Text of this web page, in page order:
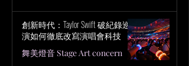
創新時代：Taylor Swift 破紀錄巡
演如何徹底改寫演唱會科技
舞美燈音 Stage Art concern